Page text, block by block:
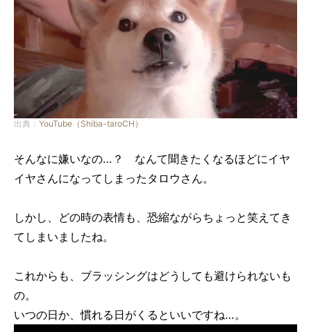
出典： YouTube（Shiba-taroCH）
そんなに嫌いなの…？ なんて聞きたくなるほどにイヤ
イヤさんになってしまったタロウさん。
しかし、どの時の表情も、恐縮ながらちょっと笑えてき
てしまいましたね。
これからも、ブラッシングはどうしても避けられないも
の。
いつの日か、慣れる日がくるといいですね…。